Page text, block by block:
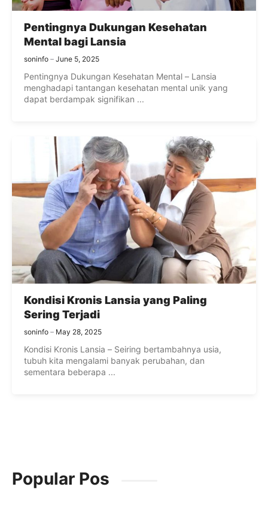
Pentingnya Dukungan Kesehatan
Mental bagi Lansia
soninfo June 5, 2025
Pentingnya Dukungan Kesehatan Mental – Lansia
menghadapi tantangan kesehatan mental unik yang
dapat berdampak signifikan ...
Kondisi Kronis Lansia yang Paling
Sering Terjadi
soninfo May 28, 2025
Kondisi Kronis Lansia – Seiring bertambahnya usia,
tubuh kita mengalami banyak perubahan, dan
sementara beberapa ...
Popular Pos